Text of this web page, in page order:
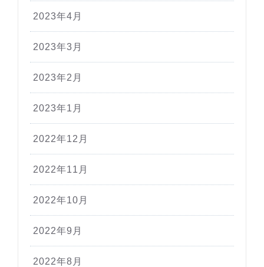
2023年4月
2023年3月
2023年2月
2023年1月
2022年12月
2022年11月
2022年10月
2022年9月
2022年8月